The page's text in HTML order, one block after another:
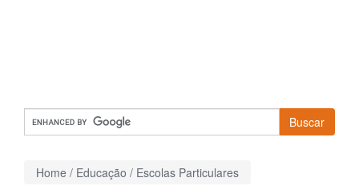
Buscar
Home / Educação / Escolas Particulares